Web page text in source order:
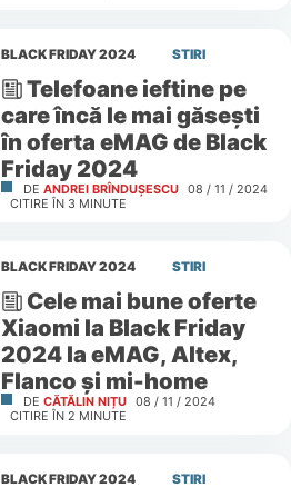
BLACK FRIDAY 2024 STIRI
Telefoane ieftine pe
care încă le mai găsești
în oferta eMAG de Black
Friday 2024
DE ANDREI BRÎNDUȘESCU 08 / 11 / 2024
CITIRE ÎN 3 MINUTE
BLACK FRIDAY 2024 STIRI
Cele mai bune oferte
Xiaomi la Black Friday
2024 la eMAG, Altex,
Flanco și mi-home
DE CĂTĂLIN NIȚU 08 / 11 / 2024
CITIRE ÎN 2 MINUTE
BLACK FRIDAY 2024 STIRI